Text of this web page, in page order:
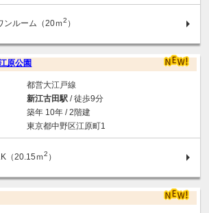
ンルーム（20ｍ2 ）
原公園
都営大江戸線
新江古田駅/ 徒歩9分
築年 10年 / 2階建
東京都中野区江原町1
（20.15ｍ2 ）